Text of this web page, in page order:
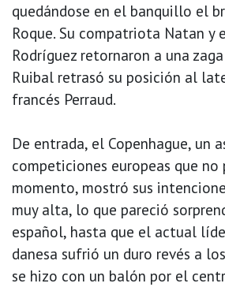
quedándose en el banquillo el
Roque. Su compatriota Natan y
Rodríguez retornaron a una
Ruibal retrasó su posición al
francés Perraud.
De entrada, el Copenhague, un
competiciones europeas que no
momento, mostró sus
muy alta, lo que pareció
español, hasta que el actual
danesa sufrió un duro revés a
se hizo con un balón por el